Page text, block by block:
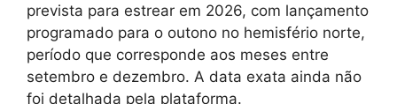
prevista para estrear em 2026, com lançamento
programado para o outono no hemisfério norte,
período que corresponde aos meses entre
setembro e dezembro. A data exata ainda não
foi detalhada pela plataforma.